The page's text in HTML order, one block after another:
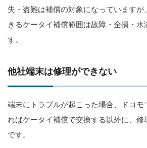
失・盗難は補償の対象になっています
きるケータイ補償範囲は故障・全損・水
す。
他社端末は修理ができない
端末にトラブルが起こった場合、ドコモ
ればケータイ補償で交換する以外に、
です。